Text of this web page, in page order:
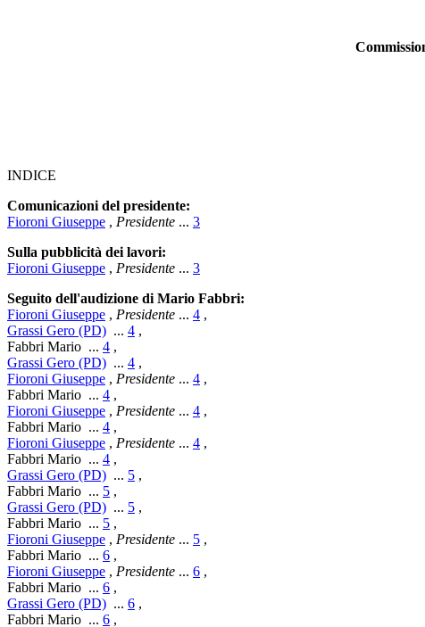
INDICE
Comunicazioni del presidente:
Fioroni Giuseppe , Presidente ... 3
Sulla pubblicità dei lavori:
Fioroni Giuseppe , Presidente ... 3
Seguito dell'audizione di Mario Fabbri:
Fioroni Giuseppe , Presidente ... 4 ,
Grassi Gero (PD) ... 4 ,
Fabbri Mario ... 4 ,
Grassi Gero (PD) ... 4 ,
Fioroni Giuseppe , Presidente ... 4 ,
Fabbri Mario ... 4 ,
Fioroni Giuseppe , Presidente ... 4 ,
Fabbri Mario ... 4 ,
Fioroni Giuseppe , Presidente ... 4 ,
Fabbri Mario ... 4 ,
Grassi Gero (PD) ... 5 ,
Fabbri Mario ... 5 ,
Grassi Gero (PD) ... 5 ,
Fabbri Mario ... 5 ,
Fioroni Giuseppe , Presidente ... 5 ,
Fabbri Mario ... 6 ,
Fioroni Giuseppe , Presidente ... 6 ,
Fabbri Mario ... 6 ,
Grassi Gero (PD) ... 6 ,
Fabbri Mario ... 6 ,